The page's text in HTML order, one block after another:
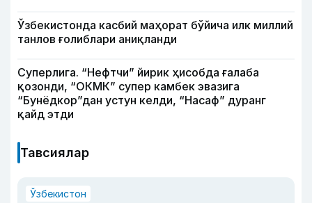
Ўзбекистонда касбий маҳорат бўйича илк миллий
танлов ғолиблари аниқланди
Суперлига. “Нефтчи” йирик ҳисобда ғалаба
қозонди, “ОКМК” супер камбек эвазига
“Бунёдкор”дан устун келди, “Насаф” дуранг
қайд этди
Тавсиялар
Ўзбекистон